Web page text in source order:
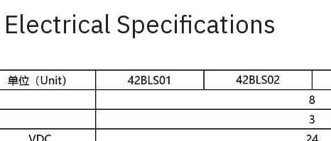
Electrical Specifications